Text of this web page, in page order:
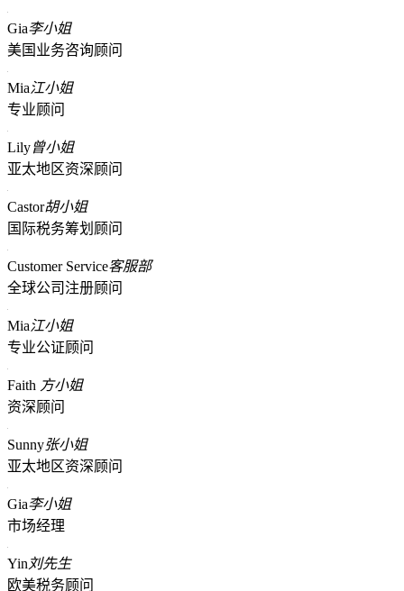
Gia李小姐
美国业务咨询顾问
Mia江小姐
专业顾问
Lily曾小姐
亚太地区资深顾问
Castor胡小姐
国际税务筹划顾问
Customer Service客服部
全球公司注册顾问
Mia江小姐
专业公证顾问
Faith 方小姐
资深顾问
Sunny张小姐
亚太地区资深顾问
Gia李小姐
市场经理
Yin 刘先生
欧美税务顾问